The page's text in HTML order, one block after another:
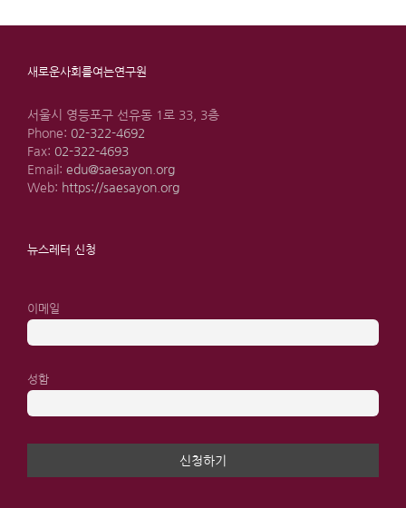
새로운사회를여는연구원
서울시 영등포구 선유동 1로 33, 3층
Phone: 02-322-4692
Fax: 02-322-4693
Email: edu@saesayon.org
Web: https://saesayon.org
뉴스레터 신청
이메일
성함